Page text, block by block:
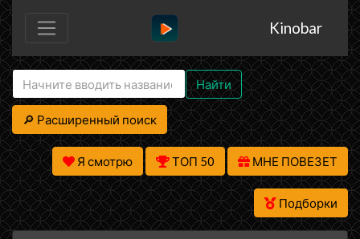
Kinobar
Найти
🔎 Расширенный поиск
Я смотрю ТОП 50 МНЕ ПОВЕЗЕТ
Подборки